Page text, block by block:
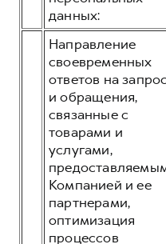
данных:
Направление
своевременных
ответов на
и обращения,
связанные с
товарами и
услугами,
Компанией и ее
партнерами,
оптимизация
процессов